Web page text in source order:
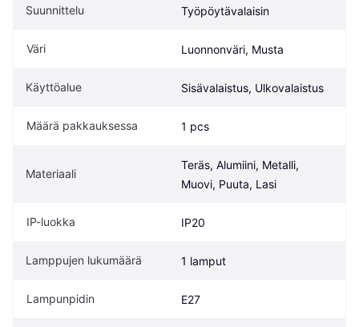
Suunnittelu Työpöytävalaisin
Väri Luonnonväri, Musta
Käyttöalue Sisävalaistus, Ulkovalaistus
Määrä pakkauksessa 1 pcs
Materiaali
Teräs, Alumiini, Metalli,
Muovi, Puuta, Lasi
IP-luokka IP20
Lamppujen lukumäärä 1 lamput
Lampunpidin E27